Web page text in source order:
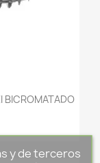
BICROMATADO
y de terceros